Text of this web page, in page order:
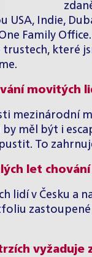
USA, Indie,
Family
které
movitých
měl být i
To
let
lidí v Česku a
vyžaduje